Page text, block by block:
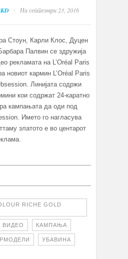
· На септември 23, 2016
Стоун, Карли Клос, Дуцен
Палвин се здружија
рекламата на L’Oréal Paris
новиот кармин L’Oréal Paris
Линијата содржи
кои содржат 24-каратно
кампањата да оди под
Името го нагласува
златото е во центарот
RICHE GOLD
ВИДЕО КАМПАЊА
УБАВИНА